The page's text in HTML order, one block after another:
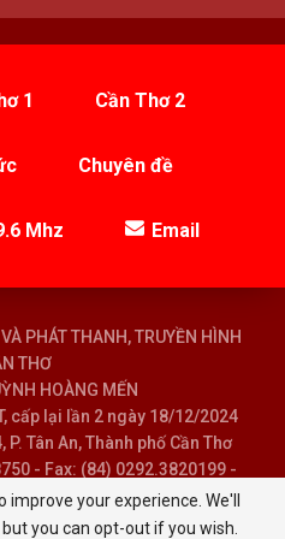
1 Cần Thơ 2
Chuyên đề
Mhz Email
PHÁT THANH, TRUYỀN HÌNH
THƠ
HOÀNG MẾN
cấp lại lần 2 ngày 18/12/2024
Tân An, Thành phố Cần Thơ
- Fax: (84) 0292.3820199 -
your experience. We'll
you can opt-out if you wish.